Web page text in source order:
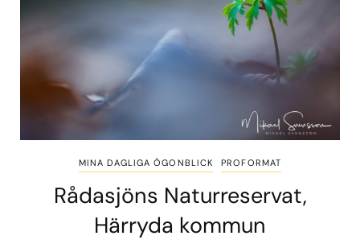
MINA DAGLIGA ÖGONBLICK PROFORMAT
Rådasjöns Naturreservat,
Härryda kommun